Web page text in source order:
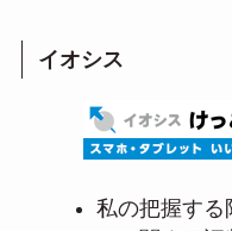
イオシス
私の把握する